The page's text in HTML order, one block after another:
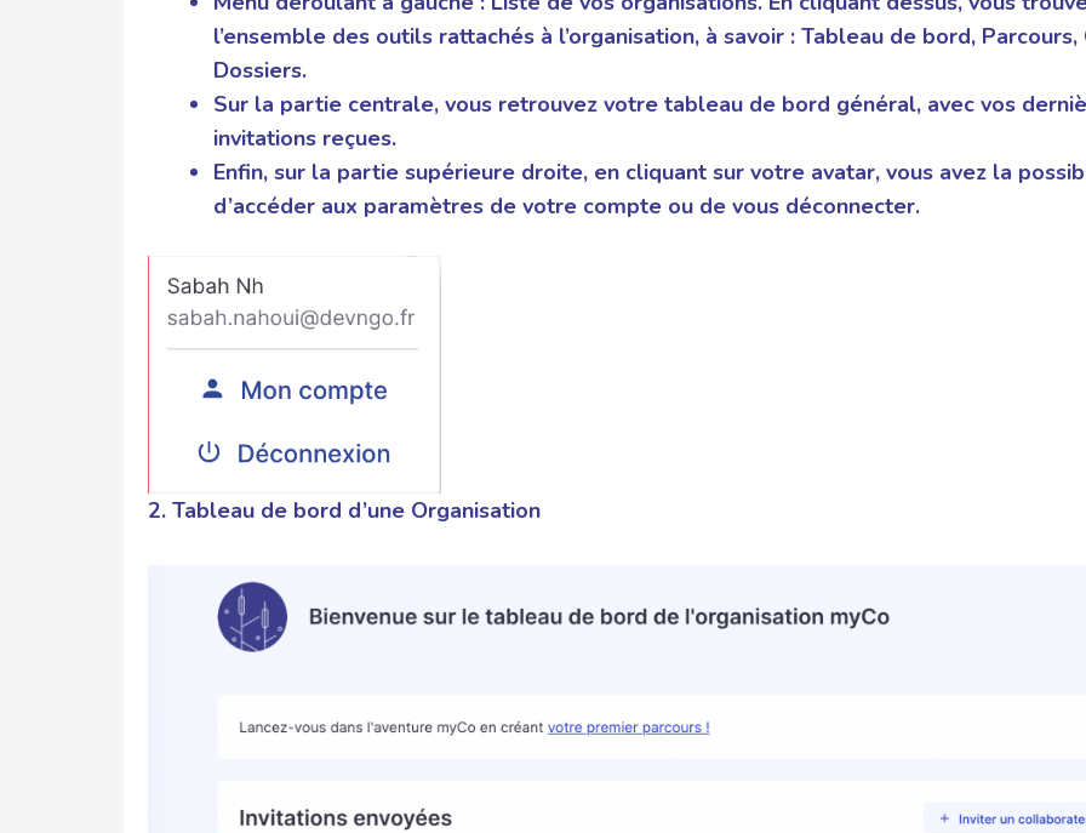
l’ensemble des outils rattachés à l’organisation, à savoir : Tableau de bord,
Dossiers.
Sur la partie centrale, vous retrouvez votre tableau de bord général, avec vos
invitations reçues.
Enfin, sur la partie supérieure droite, en cliquant sur votre avatar, vous avez la
d’accéder aux paramètres de votre compte ou de vous déconnecter.
2. Tableau de bord d’une Organisation